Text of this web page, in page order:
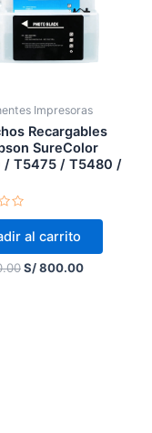
Impresoras
Recargables
SureColor
/ T5475 / T5480 /
al carrito
S/800.00